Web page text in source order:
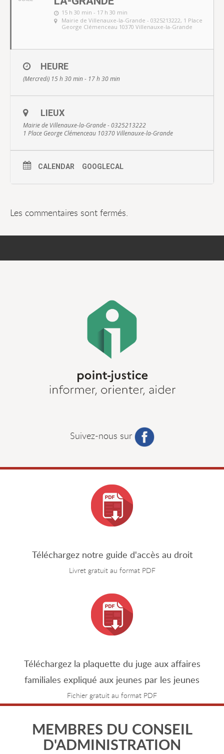
15 h 30 min - 17 h 30 min
Mairie de Villenauxe-la-Grande - 0325213222, 1 Place
George Clémenceau 10370 Villenauxe-la-Grande
HEURE
(Mercredi) 15 h 30 min - 17 h 30 min
LIEUX
Mairie de Villenauxe-la-Grande - 0325213222
1 Place George Clémenceau 10370 Villenauxe-la-Grande
CALENDAR GOOGLECAL
Les commentaires sont fermés.
Suivez-nous sur
Téléchargez notre guide d'accès au droit
Livret gratuit au format PDF
Téléchargez la plaquette du juge aux affaires
familiales expliqué aux jeunes par les jeunes
Fichier gratuit au format PDF
MEMBRES DU CONSEIL
D'ADMINISTRATION